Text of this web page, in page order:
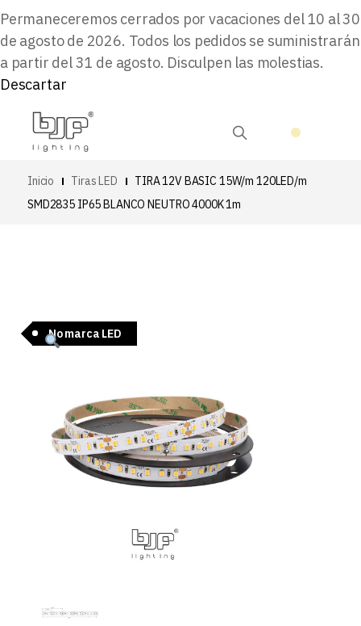
Permaneceremos cerrados por vacaciones del 10 al 30
de agosto de 2026. Todos los pedidos se suministrarán
a partir del 31 de agosto. Disculpen las molestias.
Descartar
Inicio Tiras LED
TIRA 12V BASIC 15W/m 120LED/m
SMD2835 IP65 BLANCO NEUTRO 4000K 1m
No marca LED